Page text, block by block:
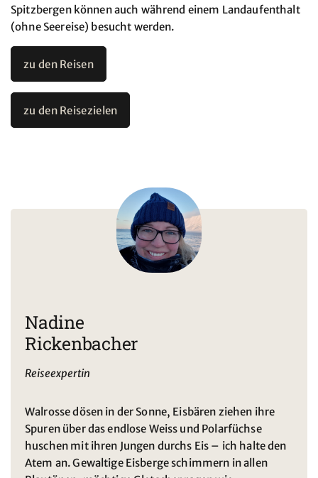
Spitzbergen können auch während einem Landaufenthalt
(ohne Seereise) besucht werden.
zu den Reisen
zu den Reisezielen
Nadine
Rickenbacher
Reiseexpertin
Walrosse dösen in der Sonne, Eisbären ziehen ihre
Spuren über das endlose Weiss und Polarfüchse
huschen mit ihren Jungen durchs Eis – ich halte den
Atem an. Gewaltige Eisberge schimmern in allen